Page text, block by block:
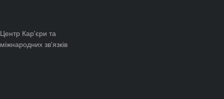
Центр Кар'єри та
міжнародних зв'язків